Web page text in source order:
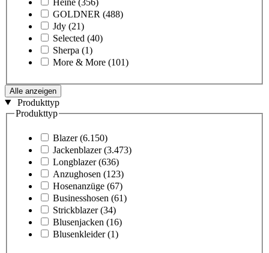
GOLDNER (488)
Jdy (21)
Selected (40)
Sherpa (1)
More & More (101)
Alle anzeigen
Produkttyp
Produkttyp
Blazer (6.150)
Jackenblazer (3.473)
Longblazer (636)
Anzughosen (123)
Hosenanzüge (67)
Businesshosen (61)
Strickblazer (34)
Blusenjacken (16)
Blusenkleider (1)